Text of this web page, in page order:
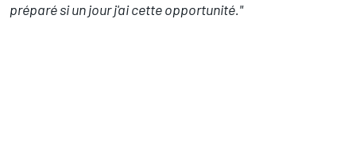
préparé si un jour j'ai cette opportunité."